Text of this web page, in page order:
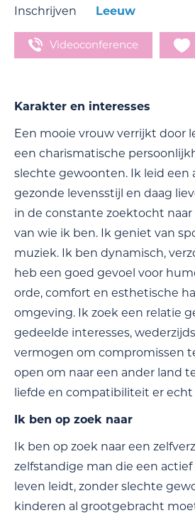
Inschrijven
Leeuw
Videoconference
Karakter en interesses
Een mooie vrouw verrijkt door
een charismatische
slechte gewoonten. Ik leid een
gezonde levensstijl en daag
in de constante zoektocht naar
van wie ik ben. Ik geniet van
muziek. Ik ben dynamisch,
heb een goed gevoel voor
orde, comfort en esthetische
omgeving. Ik zoek een relatie
gedeelde interesses,
vermogen om compromissen
open om naar een ander land
liefde en compatibiliteit er echt
Ik ben op zoek naar
Ik ben op zoek naar een
zelfstandige man die een
leven leidt, zonder slechte
kinderen al grootgebracht